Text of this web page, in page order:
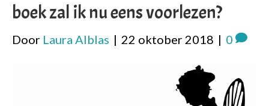
boek zal ik nu eens voorlezen?
Door Laura Alblas | 22 oktober 2018 | 0